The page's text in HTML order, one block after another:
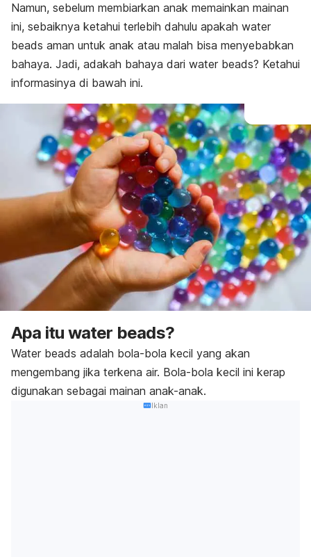
Namun, sebelum membiarkan anak memainkan mainan
ini, sebaiknya ketahui terlebih dahulu apakah water
beads aman untuk anak atau malah bisa menyebabkan
bahaya. Jadi, adakah bahaya dari water beads? Ketahui
informasinya di bawah ini.
Apa itu water beads?
Water beads adalah bola-bola kecil yang akan
mengembang jika terkena air. Bola-bola kecil ini kerap
digunakan sebagai mainan anak-anak.
Iklan